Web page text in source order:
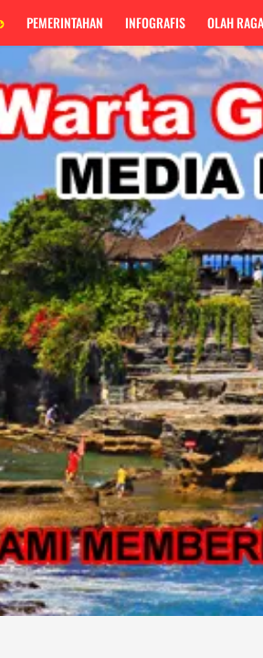
PEMERINTAHAN INFOGRAFIS OLAH RAGA